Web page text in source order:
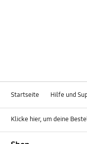
Startseite Hilfe und
Klicke hier, um deine